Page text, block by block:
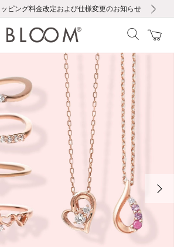
理・アフターサービスのご案内
年熊本地震に伴う集配への影響について
ッピング料金改定および仕様変更のお知らせ
夏季休業の営業についてのご案内
上で送料無料｜最短24時間以内に発送
登録で1000ポイントプレゼント！
だち登録で500円クーポンプレゼント
ビュー投稿で100ポイントプレゼント
理・アフターサービスのご案内
年熊本地震に伴う集配への影響について